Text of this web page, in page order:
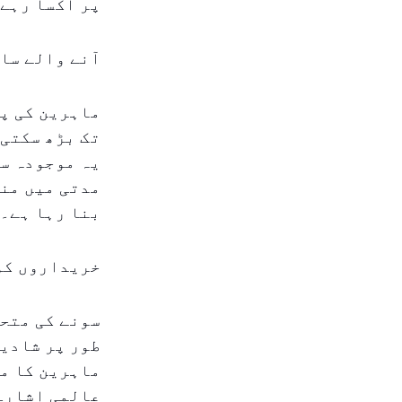
پر اکسا
آنے والے
یہ موجودہ
مدتی میں
بنا رہا ہے۔
خریداروں
سونے کی
طور پر
ماہرین کا
عالمی